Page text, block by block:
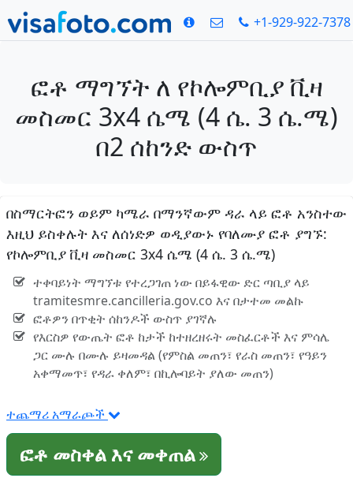
+1-929-922-7378
ፎቶ ማግኘት ለ የኮሎምቢያ ቪዛ
መስመር 3x4 ሴሜ (4 ሴ. 3 ሴ.ሜ)
በ2 ሰከንድ ውስጥ
በስማርትፎን ወይም ካሜራ በማንኛውም ዳራ ላይ ፎቶ አንስተው
እዚህ ይስቀሉት እና ለሰነድዎ ወዲያውኑ የባለሙያ ፎቶ ያግኙ:
የኮሎምቢያ ቪዛ መስመር 3x4 ሴሜ (4 ሴ. 3 ሴ.ሜ)
ተቀባይነት ማግኘቱ የተረጋገጠ ነው በይፋዊው ድር ጣቢያ ላይ
tramitesmre.cancilleria.gov.co እና በታተመ መልኩ
ፎቶዎን በጥቂት ሰከንዶች ውስጥ ያገኛሉ
የእርስዎ የውጤት ፎቶ ከታች ከተዘረዘሩት መስፈርቶች እና ምሳሌ
ጋር ሙሉ በሙሉ ይዛመዳል (የምስል መጠን፣ የራስ መጠን፣ የዓይን
አቀማመጥ፣ የዳራ ቀለም፣ በኪሎባይት ያለው መጠን)
ተጨማሪ አማራጮች
ፎቶ መስቀል እና መቀጠል